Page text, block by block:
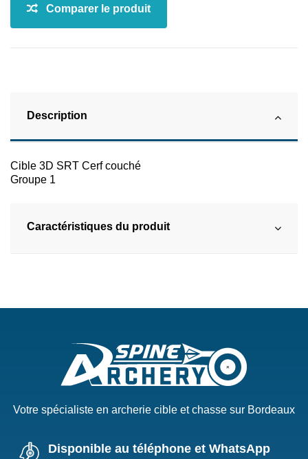
Description
Cible 3D SRT Cerf couché
Groupe 1
Caractéristiques du produit
Votre spécialiste en archerie cible et chasse sur Bordeaux
Disponible au téléphone et WhatsApp